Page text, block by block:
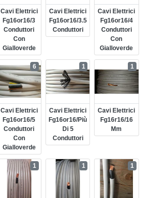
Cavi Elettrici
Fg16or16/3
Conduttori
Con
Gialloverde
Cavi Elettrici
Fg16or16/3.5
Conduttori
Cavi Elettrici
Fg16or16/4
Conduttori
Con
Gialloverde
Cavi Elettrici
Fg16or16/5
Conduttori
Con
Gialloverde
6
Cavi Elettrici
Fg16or16/più
Di 5
Conduttori
1
Cavi Elettrici
Fg16r16/16
Mm
1
1 1 1